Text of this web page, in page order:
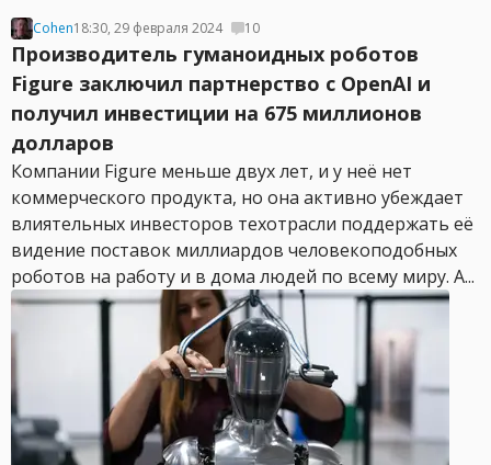
Cohen18:30, 29 февраля 2024 10
Производитель гуманоидных роботов
Figure заключил партнерство с OpenAI и
получил инвестиции на 675 миллионов
долларов
Компании Figure меньше двух лет, и у неё нет
коммерческого продукта, но она активно убеждает
влиятельных инвесторов техотрасли поддержать её
видение поставок миллиардов человекоподобных
роботов на работу и в дома людей по всему миру. А...